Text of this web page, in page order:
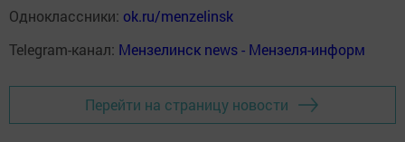
Одноклассники: ok.ru/menzelinsk
Telegram-канал: Мензелинск news - Мензеля-информ
Перейти на страницу новости